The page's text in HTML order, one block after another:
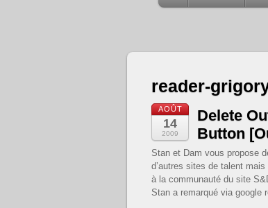
reader-
AOÛT
14
2009
Delete
Button
Stan et Dam vous propose
d’autres sites de talent
à la communauté du site
Stan a remarqué via google